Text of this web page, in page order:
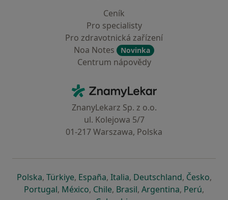
Ceník
Pro specialisty
Pro zdravotnická zařízení
Noa Notes
Novinka
Centrum nápovědy
ZnamyLekar - Hlavní stránka
ZnanyLekarz Sp. z o.o.
ul. Kolejowa 5/7
01-217 Warszawa, Polska
Polskase otevře v nové záložce
, Türkiyese otevře v nové záložce
, Españase otevře v nové záložce
, Italiase otevře v nové záložce
, Deutschlandse otevře v
, Českose
,
Portugalse otevře v nové záložce
, Méxicose otevře v nové záložce
, Chilese otevře v nové záložce
, Brasilse otevře v nové
, Argentinase otevře v
, Perúse
,